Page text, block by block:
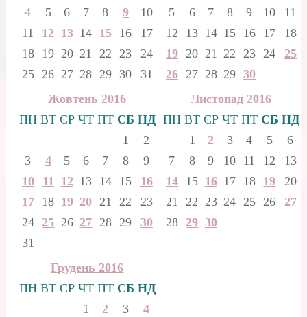
4
5 6 7 8 9
10
11
12 13 14 15 16
17
18
19 20 21 22 23
24
25 26 27 28 29 30 31
5
6 7 8 9 10
11
12
13 14 15 16 17
18
19 20 21 22 23 24
25
26 27 28 29 30
Жовтень 2016
ПН ВТ СР ЧТ ПТ СБ НД
1
2
3
4 5 6 7 8
9
10
11 12 13 14 15
16
17
18 19 20 21 22
23
24 25 26 27 28 29
30
31
Листопад 2016
ПН ВТ СР ЧТ ПТ СБ НД
1
2 3 4 5
6
7
8 9 10 11 12
13
14
15 16 17 18 19
20
21
22 23 24 25 26
27
28 29 30
Грудень 2016
ПН ВТ СР ЧТ ПТ СБ НД
1
2 3
4